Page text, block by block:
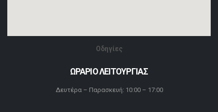
Οδηγίες
ΩΡΑΡΙΟ ΛΕΙΤΟΥΡΓΙΑΣ
Δευτέρα – Παρασκευή: 10:00 – 17:00